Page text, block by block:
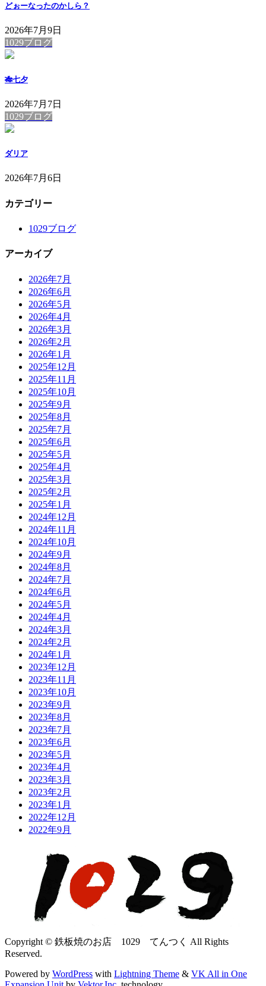
どぉーなったのかしら？
2026年7月9日
1029ブログ
🎋七夕
2026年7月7日
1029ブログ
ダリア
2026年7月6日
カテゴリー
1029ブログ
アーカイブ
2026年7月
2026年6月
2026年5月
2026年4月
2026年3月
2026年2月
2026年1月
2025年12月
2025年11月
2025年10月
2025年9月
2025年8月
2025年7月
2025年6月
2025年5月
2025年4月
2025年3月
2025年2月
2025年1月
2024年12月
2024年11月
2024年10月
2024年9月
2024年8月
2024年7月
2024年6月
2024年5月
2024年4月
2024年3月
2024年2月
2024年1月
2023年12月
2023年11月
2023年10月
2023年9月
2023年8月
2023年7月
2023年6月
2023年5月
2023年4月
2023年3月
2023年2月
2023年1月
2022年12月
2022年9月
Copyright © 鉄板焼のお店 1029 てんつく All Rights
Reserved.
Powered by WordPress with Lightning Theme & VK All in One